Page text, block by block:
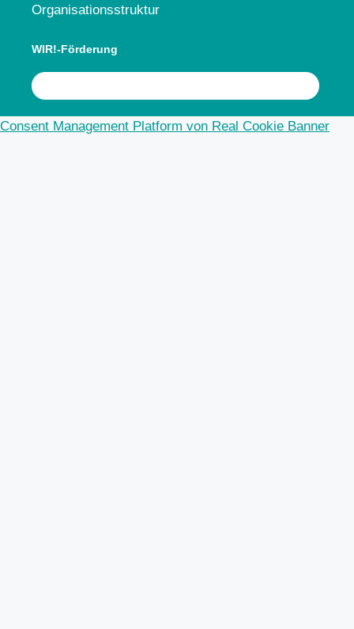
Organisationsstruktur
WIR!-Förderung
Consent Management Platform von Real Cookie Banner